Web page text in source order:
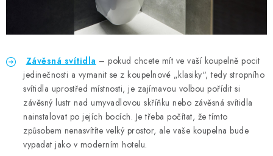
Závěsná svítidla – pokud chcete mít ve vaší koupelně pocit
jedinečnosti a vymanit se z koupelnové „klasiky“, tedy stropního
svítidla uprostřed místnosti, je zajímavou volbou pořídit si
závěsný lustr nad umyvadlovou skříňku nebo závěsná svítidla
nainstalovat po jejích bocích. Je třeba počítat, že tímto
způsobem nenasvítíte velký prostor, ale vaše koupelna bude
vypadat jako v moderním hotelu.